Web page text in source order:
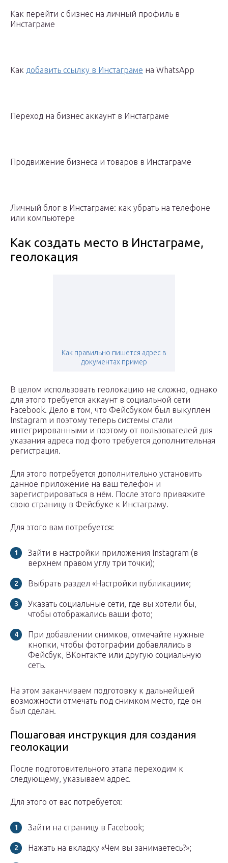
Как перейти с бизнес на личный профиль в
Инстаграме
Как добавить ссылку в Инстаграме на WhatsApp
Переход на бизнес аккаунт в Инстаграме
Продвижение бизнеса и товаров в Инстаграме
Личный блог в Инстаграме: как убрать на телефоне
или компьютере
Как создать место в Инстаграме,
геолокация
Как правильно пишется адрес в
документах пример
В целом использовать геолокацию не сложно, однако
для этого требуется аккаунт в социальной сети
Facebook. Дело в том, что Фейсбуком был выкуплен
Instagram и поэтому теперь системы стали
интегрированными и поэтому от пользователей для
указания адреса под фото требуется дополнительная
регистрация.
Для этого потребуется дополнительно установить
данное приложение на ваш телефон и
зарегистрироваться в нём. После этого привяжите
свою страницу в Фейсбуке к Инстаграму.
Для этого вам потребуется:
Зайти в настройки приложения Instagram (в
верхнем правом углу три точки);
Выбрать раздел «Настройки публикации»;
Указать социальные сети, где вы хотели бы,
чтобы отображались ваши фото;
При добавлении снимков, отмечайте нужные
кнопки, чтобы фотографии добавлялись в
Фейсбук, ВКонтакте или другую социальную
сеть.
На этом заканчиваем подготовку к дальнейшей
возможности отмечать под снимком место, где он
был сделан.
Пошаговая инструкция для создания
геолокации
После подготовительного этапа переходим к
следующему, указываем адрес.
Для этого от вас потребуется:
Зайти на страницу в Facebook;
Нажать на вкладку «Чем вы занимаетесь?»;